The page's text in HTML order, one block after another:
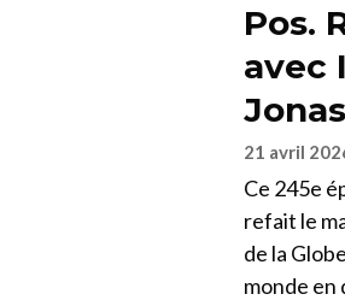
Pos.
avec
21 avril
Ce 245e
refait le
de la
monde en